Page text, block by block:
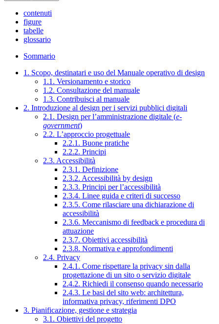
contenuti
figure
tabelle
glossario
Sommario
1. Scopo, destinatari e uso del Manuale operativo di design
1.1. Versionamento e storico
1.2. Consultazione del manuale
1.3. Contribuisci al manuale
2. Introduzione al design per i servizi pubblici digitali
2.1. Design per l’amministrazione digitale (e-
government)
2.2. L’approccio progettuale
2.2.1. Buone pratiche
2.2.2. Principi
2.3. Accessibilità
2.3.1. Definizione
2.3.2. Accessibilità by design
2.3.3. Principi per l’accessibilità
2.3.4. Linee guida e criteri di successo
2.3.5. Come rilasciare una dichiarazione di
accessibilità
2.3.6. Meccanismo di feedback e procedura di
attuazione
2.3.7. Obiettivi accessibilità
2.3.8. Normativa e approfondimenti
2.4. Privacy
2.4.1. Come rispettare la privacy sin dalla
progettazione di un sito o servizio digitale
2.4.2. Richiedi il consenso quando necessario
2.4.3. Le basi del sito web: architettura,
informativa privacy, riferimenti DPO
3. Pianificazione, gestione e strategia
3.1. Obiettivi del progetto